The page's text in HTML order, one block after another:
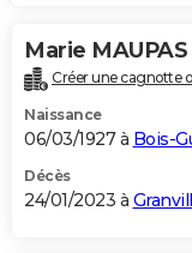
Marie MAUPAS
Créer une cagnotte
Naissance
06/03/1927 à Bois-
Décès
24/01/2023 à